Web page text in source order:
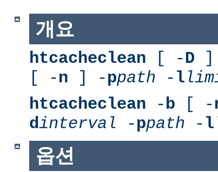
개요
htcacheclean [ -D ]
[ -n ] -ppath - l
htcacheclean -b [ -
dinterval -ppath - l
옵션